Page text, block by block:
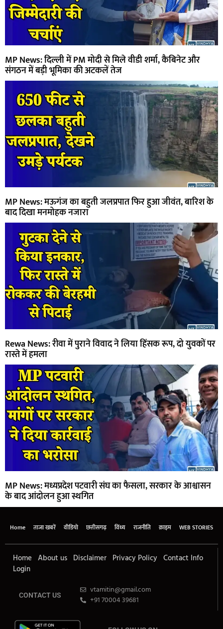
MP News: दिल्ली में PM मोदी से मिले वीडी शर्मा, कैबिनेट और
संगठन में बड़ी भूमिका की अटकलें तेज
MP News: मऊगंज का बहुती जलप्रपात फिर हुआ जीवंत, बारिश के
बाद दिखा मनमोहक नजारा
Rewa News: रीवा में पुराने विवाद ने लिया हिंसक रूप, दो युवकों पर
रास्ते में हमला
MP News: मध्यप्रदेश पटवारी संघ का फैसला, सरकार के आश्वासन
के बाद आंदोलन हुआ स्थगित
Home ताजा खबरें वीडियो छत्तीसगढ़ विंध्य राजनीति क्राइम WEB STORIES
Home About us Disclaimer Privacy Policy Contact Info
Login
CONTACT US
vtamitin@gmail.com
+91 70004 39681